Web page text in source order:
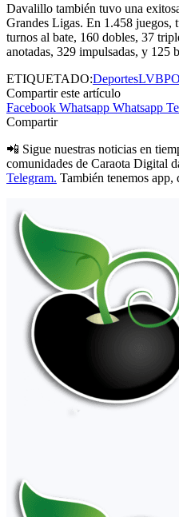
Davalillo también tuvo una
Grandes Ligas. En 1.458 juegos,
turnos al bate, 160 dobles, 37
anotadas, 329 impulsadas, y 125
ETIQUETADO:DeportesLVBP
Compartir este artículo
Facebook Whatsapp Whatsapp
Compartir
📲 Sigue nuestras noticias en
comunidades de Caraota Digital
Telegram. También tenemos app,